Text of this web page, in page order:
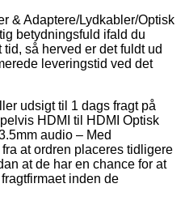
& Adaptere/Lydkabler/Optisk
betydningsfuld ifald du
så herved er det fuldt ud
leveringstid ved det
udsigt til 1 dags fragt på
HDMI til HDMI Optisk
audio – Med
at ordren placeres tidligere
at de har en chance for at
inden de